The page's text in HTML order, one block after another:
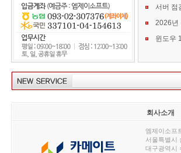
서버 점
2026년
회사소개
엠제이소프
서울특별시
대구광역시